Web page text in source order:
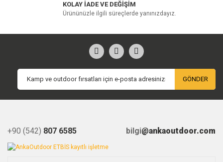
KOLAY İADE VE DEĞİŞİM
Ürününüzle ilgili süreçlerde yanınızdayız.
GÖNDER
+90 (542) 807 6585 bilgi@ankaoutdoor.com